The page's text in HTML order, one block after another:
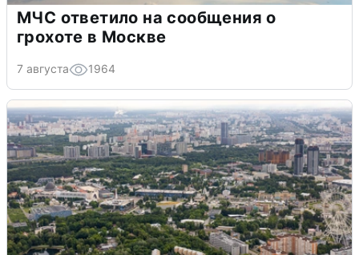
МЧС ответило на сообщения о
грохоте в Москве
7 августа 1964